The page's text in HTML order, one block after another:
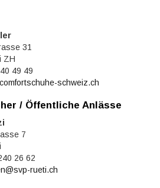
31
ZH
49 49
schweiz.ch
/ Öffentliche Anlässe
7
26 62
rueti.ch